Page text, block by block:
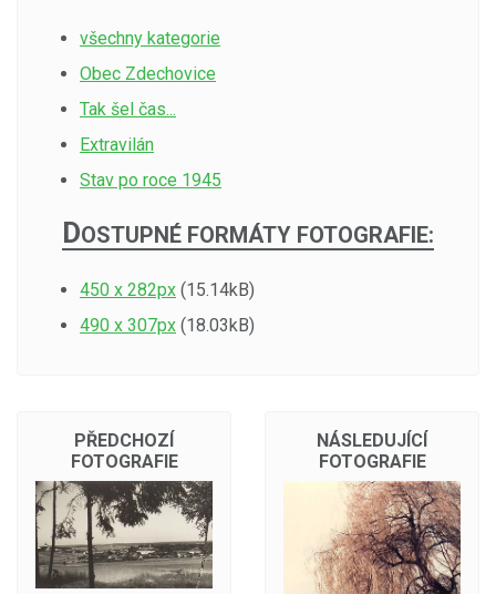
všechny kategorie
Obec Zdechovice
Tak šel čas...
Extravilán
Stav po roce 1945
DOSTUPNÉ FORMÁTY FOTOGRAFIE:
450 x 282px (15.14kB)
490 x 307px (18.03kB)
PŘEDCHOZÍ
FOTOGRAFIE
NÁSLEDUJÍCÍ
FOTOGRAFIE